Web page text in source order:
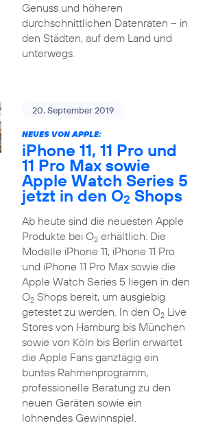
Genuss und höheren
durchschnittlichen Datenraten – in
den Städten, auf dem Land und
unterwegs.
20. September 2019
NEUES VON APPLE:
iPhone 11, 11 Pro und
11 Pro Max sowie
Apple Watch Series 5
jetzt in den O2 Shops
Ab heute sind die neuesten Apple
Produkte bei O2erhältlich: Die
Modelle iPhone 11, iPhone 11 Pro
und iPhone 11 Pro Max sowie die
Apple Watch Series 5 liegen in den
O2Shops bereit, um ausgiebig
getestet zu werden. In den O2Live
Stores von Hamburg bis München
sowie von Köln bis Berlin erwartet
die Apple Fans ganztägig ein
buntes Rahmenprogramm,
professionelle Beratung zu den
neuen Geräten sowie ein
lohnendes Gewinnspiel.